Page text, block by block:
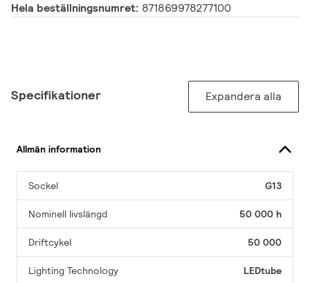
Hela beställningsnumret: 871869978277100
Specifikationer Expandera alla
Allmän information
Sockel G13
Nominell livslängd 50 000 h
Driftcykel 50 000
Lighting Technology LEDtube